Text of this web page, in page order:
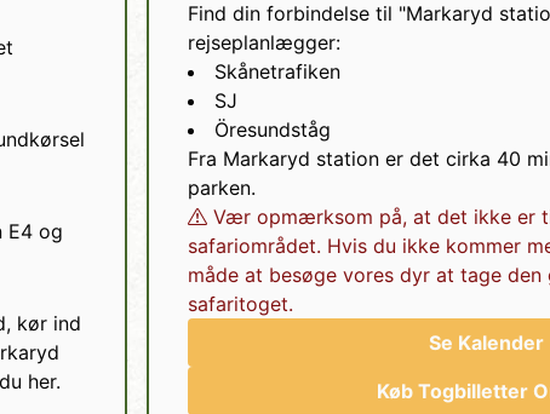
E4 og
kør ind
her.
Find din forbindelse til "Markaryd
rejseplanlægger:
Skånetrafiken
SJ
Öresundståg
Fra Markaryd station er det cirka 40
parken.
Vær opmærksom på, at det ikke er
safariområdet. Hvis du ikke kommer
måde at besøge vores dyr at tage den
safaritoget.
Se Kalender
Køb Togbilletter